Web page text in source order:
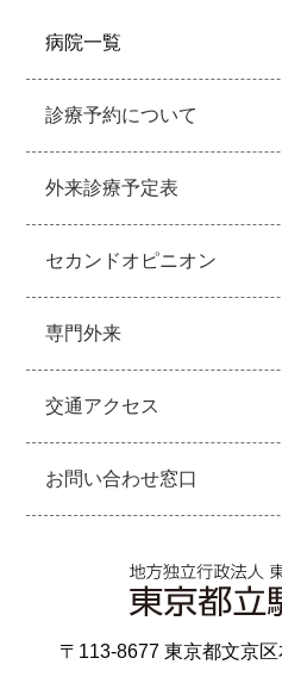
病院一覧
診療予約について
外来診療予定表
セカンドオピニオン
専門外来
交通アクセス
お問い合わせ窓口
〒113-8677 東京都文京